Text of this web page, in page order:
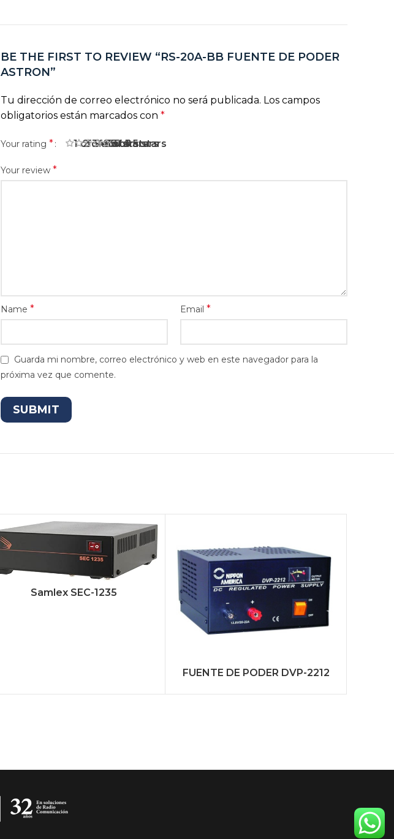
BE THE FIRST TO REVIEW “RS-20A-BB FUENTE DE PODER
ASTRON”
Tu dirección de correo electrónico no será publicada. Los campos
obligatorios están marcados con *
Your rating * 1 of 5 stars
2 of 5 stars
3 of 5 stars
4 of 5 stars
5 of 5 stars
Your review *
Name * Email *
Guarda mi nombre, correo electrónico y web en este navegador para la
próxima vez que comente.
Samlex SEC-1235
FUENTE DE PODER DVP-2212